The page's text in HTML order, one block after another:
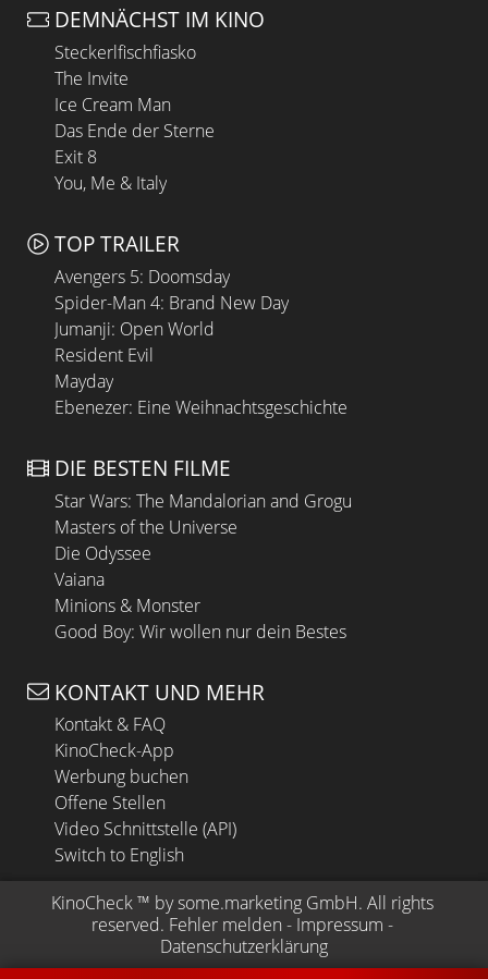
DEMNÄCHST IM KINO
Steckerlfischfiasko
The Invite
Ice Cream Man
Das Ende der Sterne
Exit 8
You, Me & Italy
TOP TRAILER
Avengers 5: Doomsday
Spider-Man 4: Brand New Day
Jumanji: Open World
Resident Evil
Mayday
Ebenezer: Eine Weihnachtsgeschichte
DIE BESTEN FILME
Star Wars: The Mandalorian and Grogu
Masters of the Universe
Die Odyssee
Vaiana
Minions & Monster
Good Boy: Wir wollen nur dein Bestes
KONTAKT UND MEHR
Kontakt & FAQ
KinoCheck-App
Werbung buchen
Offene Stellen
Video Schnittstelle (API)
Switch to English
KinoCheck ™ by some.marketing GmbH. All rights
reserved. Fehler melden - Impressum -
Datenschutzerklärung